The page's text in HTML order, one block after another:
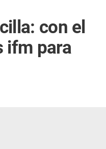
con el
ifm para